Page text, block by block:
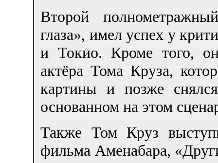
Второй
глаза», имел успех у
и Токио. Кроме того,
актёра Тома Круза,
картины и позже
основанном на этом
Также Том Круз
фильма Аменабара,